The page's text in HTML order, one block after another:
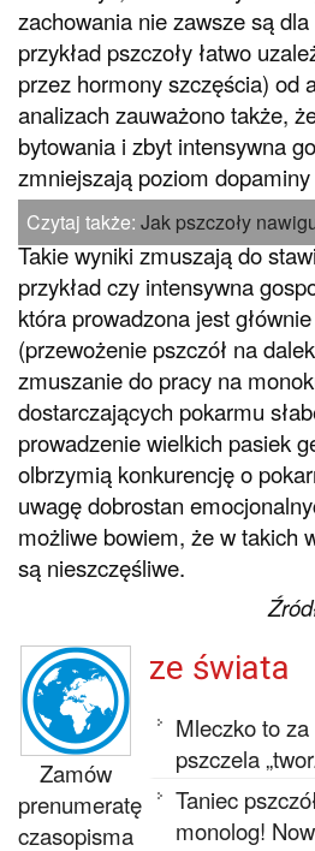
zachowania nie zawsze są
przykład pszczoły łatwo
przez hormony szczęścia) od
analizach zauważono także,
bytowania i zbyt intensywna
zmniejszają poziom
Czytaj także:Jak pszczoły
Takie wyniki zmuszają do
przykład czy intensywna
która prowadzona jest
(przewożenie pszczół na
zmuszanie do pracy na
dostarczających pokarmu
prowadzenie wielkich pasiek
olbrzymią konkurencję o
uwagę dobrostan
możliwe bowiem, że w takich
są nieszczęśliwe.
Zamów
prenumeratę
czasopisma
ze świata
Mleczko to
pszczela
Taniec
monolog!